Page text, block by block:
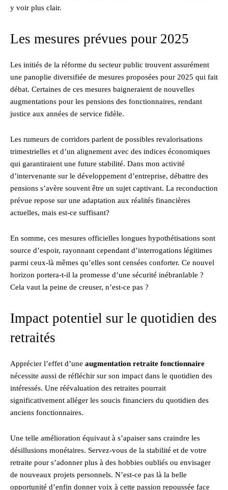
y voir plus clair.
Les mesures prévues pour 2025
Les initiés de la réforme du secteur public trouvent assurément
une panoplie diversifiée de mesures proposées pour 2025 qui fait
débat. Certaines de ces mesures baigneraient de nouvelles
augmentations pour les pensions des fonctionnaires, rendant
justice aux années de service fidèle.
Les rumeurs de corridors parlent de possibles revalorisations
trimestrielles et d’un alignement avec des indices économiques
qui garantiraient une future stabilité. Dans mon activité
d’intervenante sur le développement d’entreprise, débattre des
pensions s’avère souvent être un sujet captivant. La reconduction
prévue repose sur une adaptation aux réalités financières
actuelles, mais est-ce suffisant?
En somme, ces mesures officielles longues hypothétisations sont
source d’espoir, rayonnant cependant d’interrogations légitimes
parmi ceux-là mêmes qu’elles sont censées conforter. Ce nouvel
horizon portera-t-il la promesse d’une sécurité inébranlable ?
Cela vaut la peine de creuser, n’est-ce pas ?
Impact potentiel sur le quotidien des
retraités
Apprécier l’effet d’une augmentation retraite fonctionnaire
nécessite aussi de réfléchir sur son impact dans le quotidien des
intéressés. Une réévaluation des retraites pourrait
significativement alléger les soucis financiers du quotidien des
anciens fonctionnaires.
Une telle amélioration équivaut à s’apaiser sans craindre les
désillusions monétaires. Servez-vous de la stabilité et de votre
retraite pour s’adonner plus à des hobbies oubliés ou envisager
de nouveaux projets personnels. N’est-ce pas là la belle
opportunité d’enfin donner voix à cette passion repoussée face